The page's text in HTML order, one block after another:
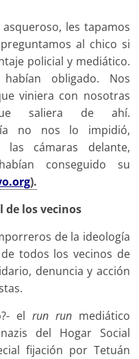
les tapamos
al chico si
policial y mediático.
obligado. Nos
viniera con nosotras
saliera de ahí.
no nos lo impidió,
cámaras delante,
conseguido su
).
de los vecinos
de la ideología
todos los vecinos de
denuncia y acción
el run runmediático
del Hogar Social
fijación por Tetuán